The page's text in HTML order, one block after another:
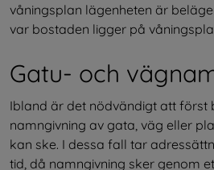
våningsplan lägenheten är
var bostaden ligger på
Gatu- och
Ibland är det nödvändigt att först
namngivning av gata, väg eller
kan ske. I dessa fall tar
tid, då namngivning sker genom